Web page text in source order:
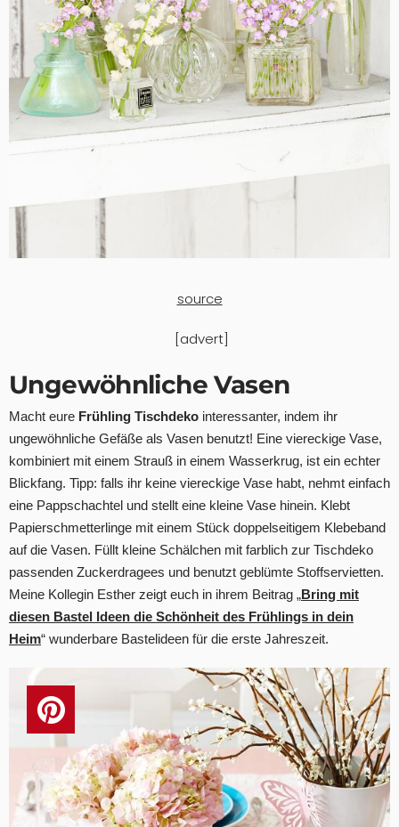
source
[advert]
Ungewöhnliche Vasen
Macht eure Frühling Tischdeko interessanter, indem ihr
ungewöhnliche Gefäße als Vasen benutzt! Eine viereckige Vase,
kombiniert mit einem Strauß in einem Wasserkrug, ist ein echter
Blickfang. Tipp: falls ihr keine viereckige Vase habt, nehmt einfach
eine Pappschachtel und stellt eine kleine Vase hinein. Klebt
Papierschmetterlinge mit einem Stück doppelseitigem Klebeband
auf die Vasen. Füllt kleine Schälchen mit farblich zur Tischdeko
passenden Zuckerdragees und benutzt geblümte Stoffservietten.
Meine Kollegin Esther zeigt euch in ihrem Beitrag „Bring mit
diesen Bastel Ideen die Schönheit des Frühlings in dein
Heim“ wunderbare Bastelideen für die erste Jahreszeit.